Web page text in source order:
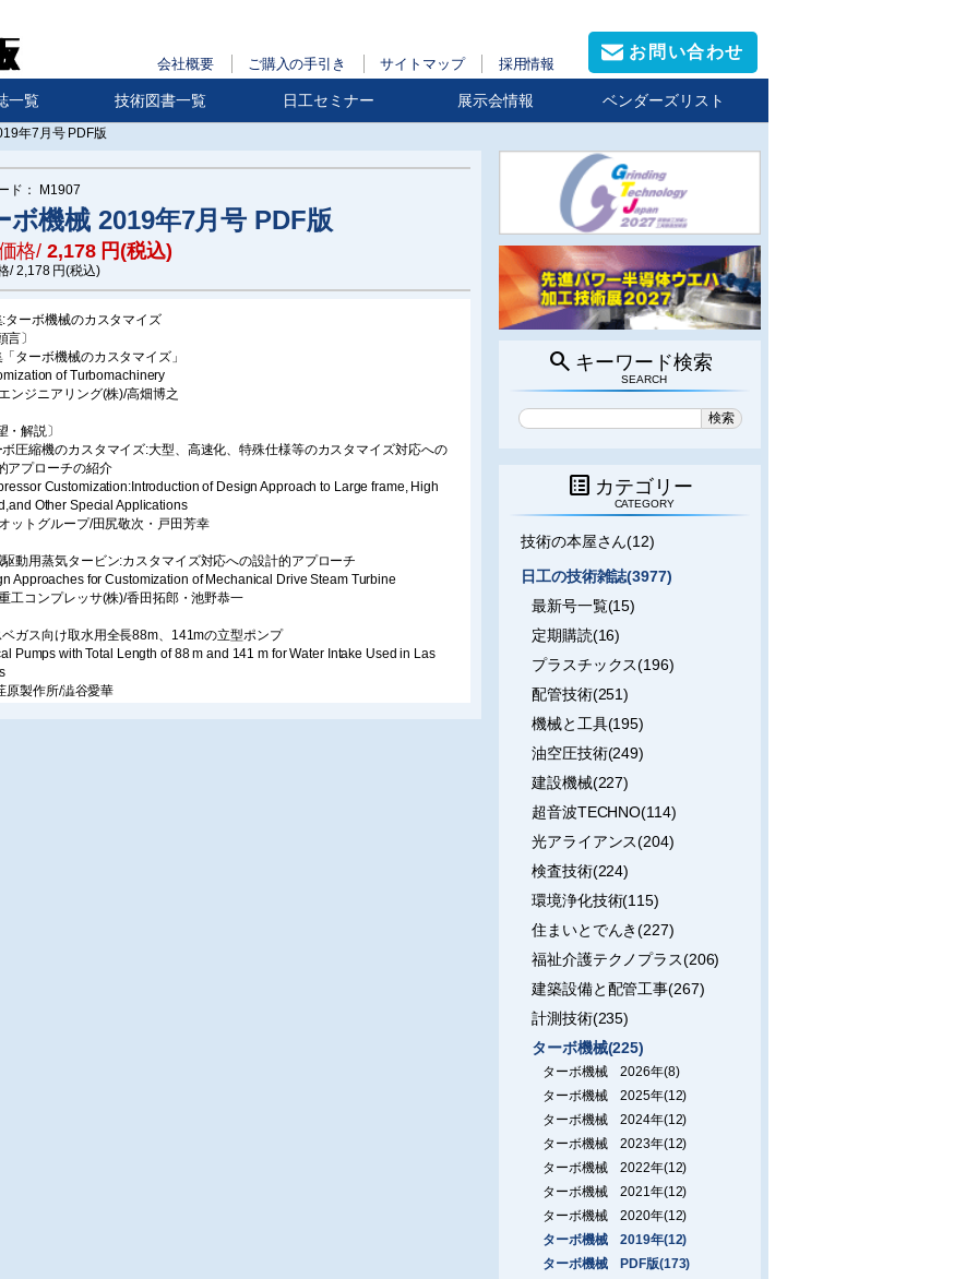
会社概要 ご購入の手引き サイトマップ 採用情報
お問い合わせ
一覧 技術図書一覧 日工セミナー 展示会情報 ベンダーズリスト
年7月号 PDF版
ド： M1907
ボ機械 2019年7月号 PDF版
格/ 2,178円(税込)
/ 2,178円(税込)
ターボ機械のカスタマイズ
言〕
ターボ機械のカスタマイズ」
of Turbomachinery
ンジニアリング(株)/高畑博之
・解説〕
ボ圧縮機のカスタマイズ:大型、高速化、特殊仕様等のカスタマイズ対応への
アプローチの紹介
Customization:Introduction of Design Approach to Large frame, High
Other Special Applications
ットグループ/田尻敬次・戸田芳幸
駆動用蒸気タービン:カスタマイズ対応への設計的アプローチ
Approaches for Customization of Mechanical Drive Steam Turbine
工コンプレッサ(株)/香田拓郎・池野恭一
ベガス向け取水用全長88m、141mの立型ポンプ
Pumps with Total Length of 88 m and 141 m for Water Intake Used in Las
原製作所/澁谷愛華
search キーワード検索
SEARCH
list_alt カテゴリー
CATEGORY
技術の本屋さん(12)
日工の技術雑誌(3977)
最新号一覧(15)
定期購読(16)
プラスチックス(196)
配管技術(251)
機械と工具(195)
油空圧技術(249)
建設機械(227)
超音波TECHNO(114)
光アライアンス(204)
検査技術(224)
環境浄化技術(115)
住まいとでんき(227)
福祉介護テクノプラス(206)
建築設備と配管工事(267)
計測技術(235)
ターボ機械(225)
ターボ機械 2026年(8)
ターボ機械 2025年(12)
ターボ機械 2024年(12)
ターボ機械 2023年(12)
ターボ機械 2022年(12)
ターボ機械 2021年(12)
ターボ機械 2020年(12)
ターボ機械 2019年(12)
ターボ機械 PDF版(173)